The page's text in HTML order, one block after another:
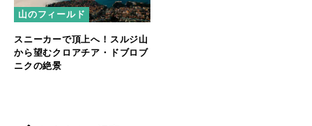
山のフィールド
スニーカーで頂上へ！スルジ山
から望むクロアチア・ドブロブ
ニクの絶景